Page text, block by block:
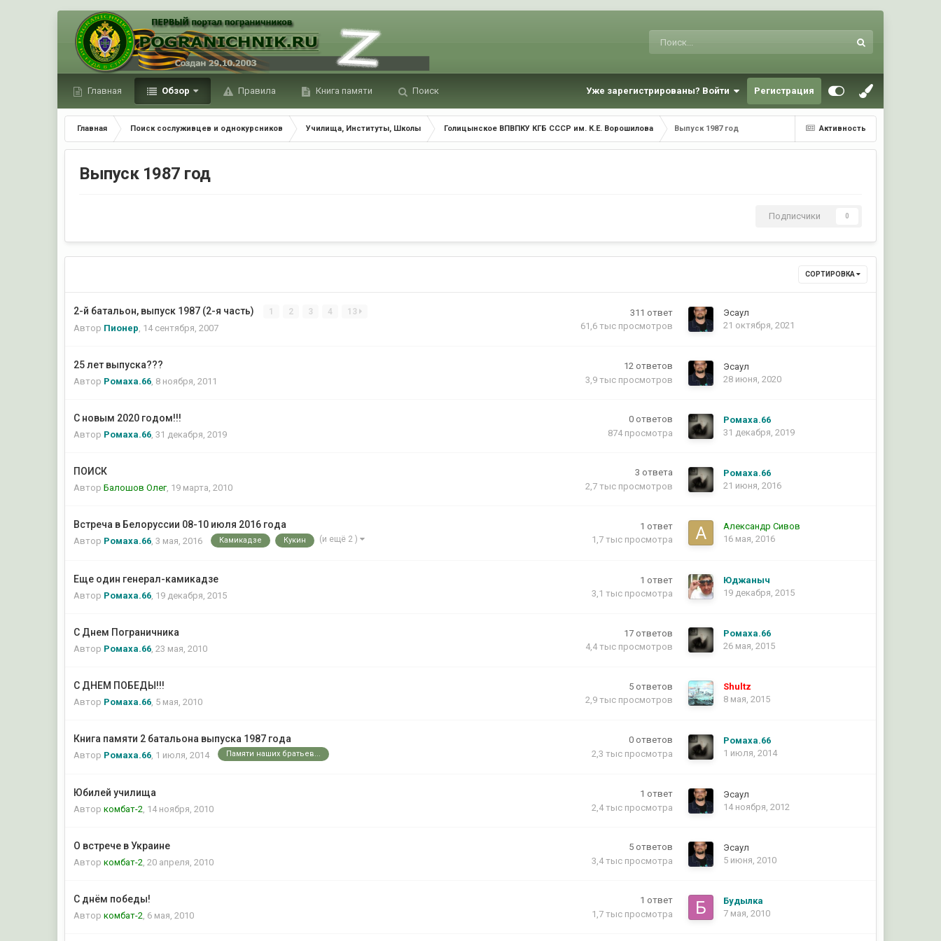
Главная Обзор Правила Книга памяти Поиск Уже зарегистрированы? Войти Регистрация
Активность
Главная Поиск сослуживцев и однокурсников Училища, Институты, Школы Голицынское ВПВПКУ КГБ СССР им. К.Е. Ворошилова Выпуск 1987 год
Выпуск 1987 год
Подписчики 0
СОРТИРОВКА
2-й батальон, выпуск 1987 (2-я часть) 1 2 3 4 13
Автор Пионер, 14 сентября, 2007
311 ответ
61,6 тыс просмотров
Эсаул
21 октября, 2021
25 лет выпуска???
Автор Ромаха.66, 8 ноября, 2011
12 ответов
3,9 тыс просмотров
Эсаул
28 июня, 2020
С новым 2020 годом!!!
Автор Ромаха.66,31 декабря, 2019
0 ответов
874 просмотра
Ромаха.66
31 декабря, 2019
ПОИСК
АвторБалошов Олег, 19 марта, 2010
3 ответа
2,7 тыс просмотров
Ромаха.66
21 июня, 2016
Встреча в Белоруссии 08-10 июля 2016 года
Автор Ромаха.66,3 мая, 2016 Камикадзе Кукин (и ещё 2 )
1 ответ
1,7 тыс просмотра
Александр Сивов
16 мая, 2016
Еще один генерал-камикадзе
Автор Ромаха.66 19 декабря, 2015
1 ответ
3,1 тыс просмотра
Юджаныч
19 декабря, 2015
С Днем Пограничника
Автор Ромаха.66 ,23 мая, 2010
17 ответов
4,4 тыс просмотров
Ромаха.66
26 мая, 2015
С ДНЕМ ПОБЕДЫ!!!
Автор Ромаха.66 5 мая, 2010
5 ответов
2,9 тыс просмотров
Shultz
8 мая, 2015
Книга памяти 2 батальона выпуска 1987 года
Автор Ромаха.66 1 июля, 2014 Памяти наших братьев...
0 ответов
2,3 тыс просмотра
Ромаха.66
1 июля, 2014
Юбилей училища
Авторкомбат-2, 14 ноября, 2010
1 ответ
2,4 тыс просмотра
Эсаул
14 ноября, 2012
О встрече в Украине
Авторкомбат-2,20 апреля, 2010
5 ответов
3,4 тыс просмотра
Эсаул
5 июня, 2010
С днём победы!
Авторкомбат-2, 6 мая, 2010
1 ответ
1,7 тыс просмотра
Будылка
7 мая, 2010